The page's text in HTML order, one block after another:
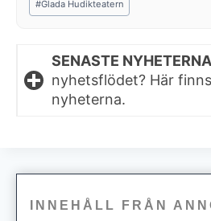
Tags:
#Glada Hudikteatern
SENASTE
nyhetsflödet? Här
nyheterna.
INNEHÅLL FRÅN